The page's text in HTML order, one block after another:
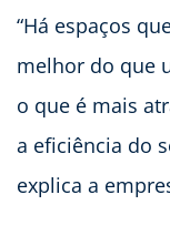
“Há espaços
melhor do que
o que é mais
a eficiência do
explica a